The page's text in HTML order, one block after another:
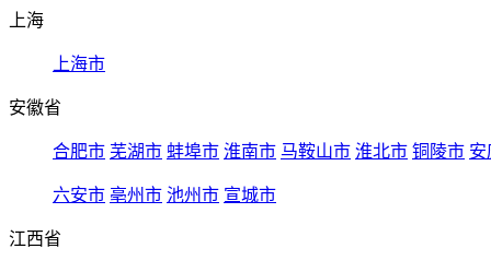
上海
上海市
安徽省
合肥市 芜湖市 蚌埠市 淮南市 马鞍山市 淮北市 铜陵市 安
六安市 亳州市 池州市 宣城市
江西省